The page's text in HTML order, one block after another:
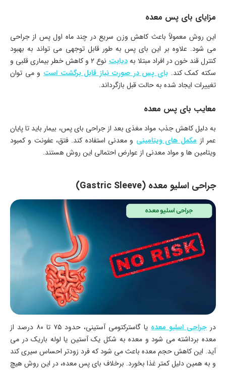
مزایای بای پس معده
این روش معمولاً باعث کاهش وزن سریع در چند ماه اول پس از جراحی
می شود. علاوه بر این بای پس به طور قابل توجهی می تواند به بهبود
کنترل قند خون در افراد مبتلا بهدیابت
نوع ۲ و کاهش خطر بیماری قلبی و
سکته کمک کند.بای پس در صورت نیاز قابل برگشت استو می توان
تغییرات ایجاد شده به حالت قبل بازگرداند.
معایب بای پس معده
به دلیل کاهش جذب مواد مغذی بعد از جراحی بای پس، بیمار باید تا پایان
عمر ازمکمل های ویتامینی و معدنی استفاده کند. فتق، عفونت و کمبود
ویتامین ها و مواد معدنی از عوارض احتمالی این روش هستند.
جراحی اسلیو معده (Gastric Sleeve)
در جراحی اسلیو معده
یا گاسترکتومی آستینی، حدود ۷۵ تا ۸۰ درصد از
معده برداشته می شود و معده به شکل یک آستین یا لوله باریک در می
آید. این کاهش حجم معده باعث می شود که فرد زودتر احساس سیری کند
و به همین دلیل کمتر غذا بخورد. برخلاف بای پس معده، در این روش هیچ